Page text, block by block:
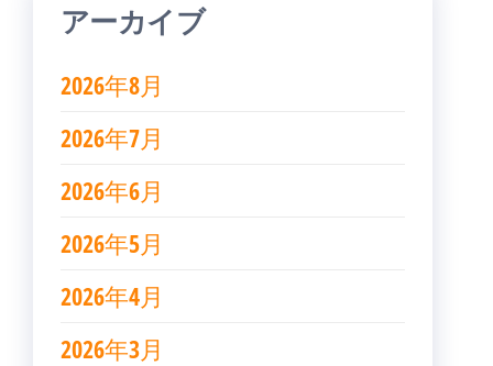
アーカイブ
2026年8月
2026年7月
2026年6月
2026年5月
2026年4月
2026年3月